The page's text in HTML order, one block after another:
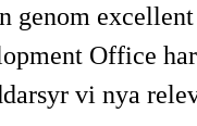
Office
vi nya